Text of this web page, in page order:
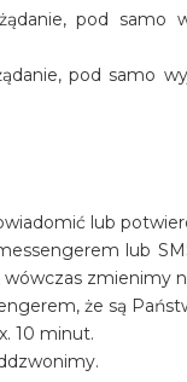
pod samo
pod samo
lub
lub
zmienimy
że są
10 minut.